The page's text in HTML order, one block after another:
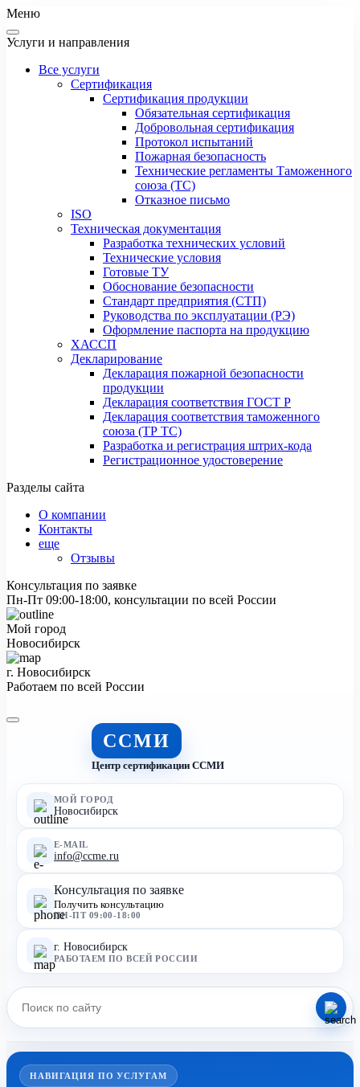
Меню
Услуги и направления
Все услуги
Сертификация
Сертификация продукции
Обязательная сертификация
Добровольная сертификация
Протокол испытаний
Пожарная безопасность
Технические регламенты Таможенного
союза (ТС)
Отказное письмо
ISO
Техническая документация
Разработка технических условий
Технические условия
Готовые ТУ
Обоснование безопасности
Стандарт предприятия (СТП)
Руководства по эксплуатации (РЭ)
Оформление паспорта на продукцию
ХАССП
Декларирование
Декларация пожарной безопасности
продукции
Декларация соответствия ГОСТ Р
Декларация соответствия таможенного
союза (ТР ТС)
Разработка и регистрация штрих-кода
Регистрационное удостоверение
Разделы сайта
О компании
Контакты
еще
Отзывы
Консультация по заявке
Пн-Пт 09:00-18:00, консультации по всей России
Мой город
Новосибирск
г. Новосибирск
Работаем по всей России
ССМИ
Центр сертификации ССМИ
МОЙ ГОРОД
Новосибирск
E-MAIL
info@ccme.ru
Консультация по заявке
Получить консультацию
ПН-ПТ 09:00-18:00
г. Новосибирск
РАБОТАЕМ ПО ВСЕЙ РОССИИ
НАВИГАЦИЯ ПО УСЛУГАМ